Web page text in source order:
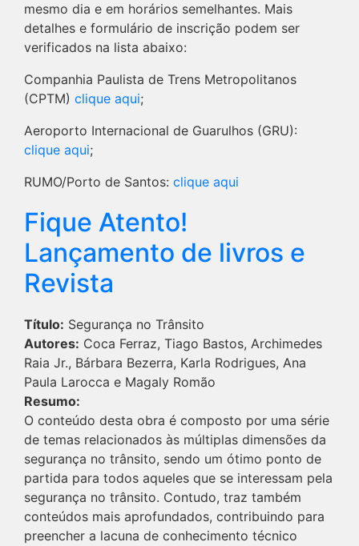
mesmo dia e em horários semelhantes. Mais
detalhes e formulário de inscrição podem ser
verificados na lista abaixo:
Companhia Paulista de Trens Metropolitanos
(CPTM) clique aqui;
Aeroporto Internacional de Guarulhos (GRU):
clique aqui;
RUMO/Porto de Santos: clique aqui
Fique Atento!
Lançamento de livros e
Revista
Título: Segurança no Trânsito
Autores: Coca Ferraz, Tiago Bastos, Archimedes
Raia Jr., Bárbara Bezerra, Karla Rodrigues, Ana
Paula Larocca e Magaly Romão
Resumo:
O conteúdo desta obra é composto por uma série
de temas relacionados às múltiplas dimensões da
segurança no trânsito, sendo um ótimo ponto de
partida para todos aqueles que se interessam pela
segurança no trânsito. Contudo, traz também
conteúdos mais aprofundados, contribuindo para
preencher a lacuna de conhecimento técnico